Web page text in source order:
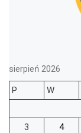
sierpień 2026
P
W
3
4